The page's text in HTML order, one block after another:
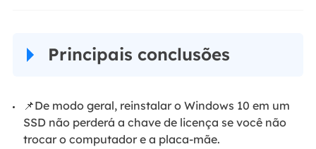
Principais conclusões
📌De modo geral, reinstalar o Windows 10 em um
SSD não perderá a chave de licença se você não
trocar o computador e a placa-mãe.